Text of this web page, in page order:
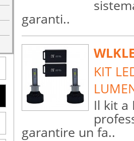
garanti..
KIT
Il kit a
garantire un fa..